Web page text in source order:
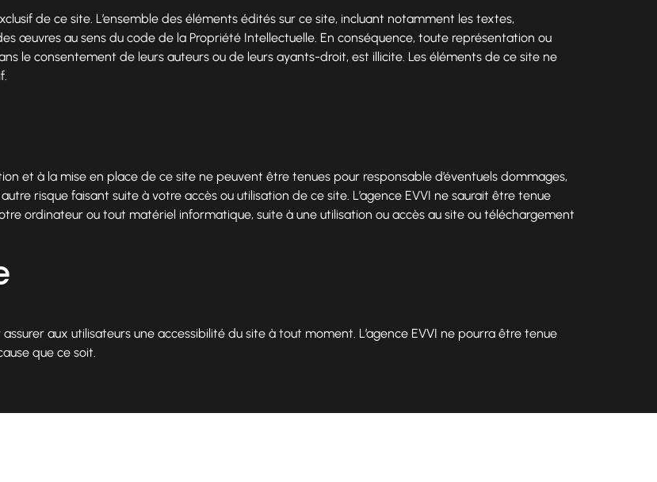
de ce site. L’ensemble des éléments édités sur ce site, incluant notamment les textes,
œuvres au sens du code de la Propriété Intellectuelle. En conséquence, toute représentation ou
le consentement de leurs auteurs ou de leurs ayants-droit, est illicite. Les éléments de ce site ne
et à la mise en place de ce site ne peuvent être tenues pour responsable d’éventuels dommages,
risque faisant suite à votre accès ou utilisation de ce site. L’agence EVVI ne saurait être tenue
ordinateur ou tout matériel informatique, suite à une utilisation ou accès au site ou téléchargement
assurer aux utilisateurs une accessibilité du site à tout moment. L’agence EVVI ne pourra être tenue
que ce soit.